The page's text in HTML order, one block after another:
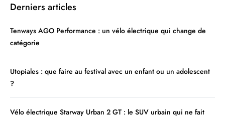
Derniers articles
Tenways AGO Performance : un vélo électrique qui change de
catégorie
Utopiales : que faire au festival avec un enfant ou un adolescent
?
Vélo électrique Starway Urban 2 GT : le SUV urbain qui ne fait